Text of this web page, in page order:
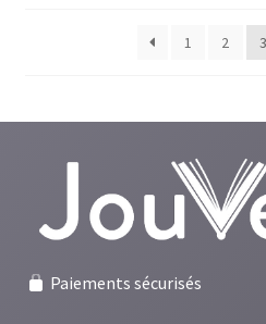
1 2 3
Paiements sécurisés